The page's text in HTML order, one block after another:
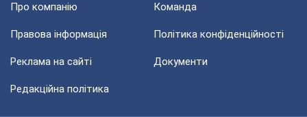
Про компанію Команда
Правова інформація Політика конфіденційності
Реклама на сайті Документи
Редакційна політика